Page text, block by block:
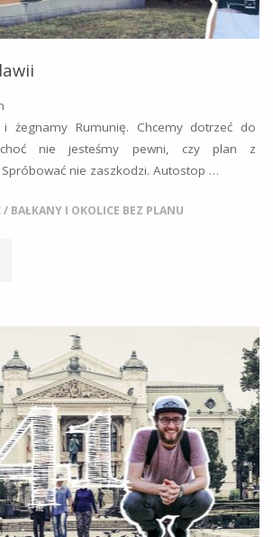
i żegnamy Rumunię. Chcemy dotrzeć do
choć nie jesteśmy pewni, czy plan z
nie zaszkodzi. Autostop …
/ BAŁKANY I OKOLICE BEZ PLANU